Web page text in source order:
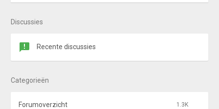
Discussies
Recente discussies
Categorieën
1.3K
Forumoverzicht